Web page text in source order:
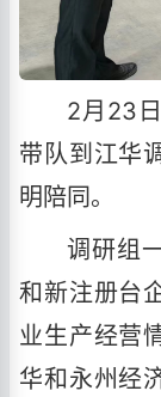
2月23
带队到江华
明陪同。
调研组
和新注册台
业生产经营
华和永州经